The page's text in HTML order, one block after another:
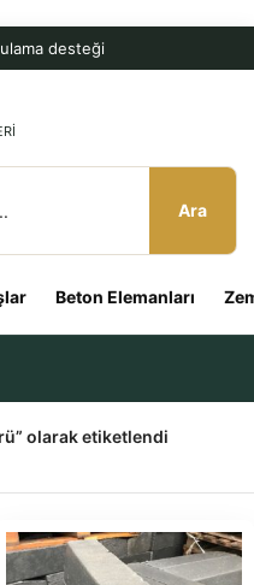
desteği
Ara
Beton Elemanları
olarak etiketlendi